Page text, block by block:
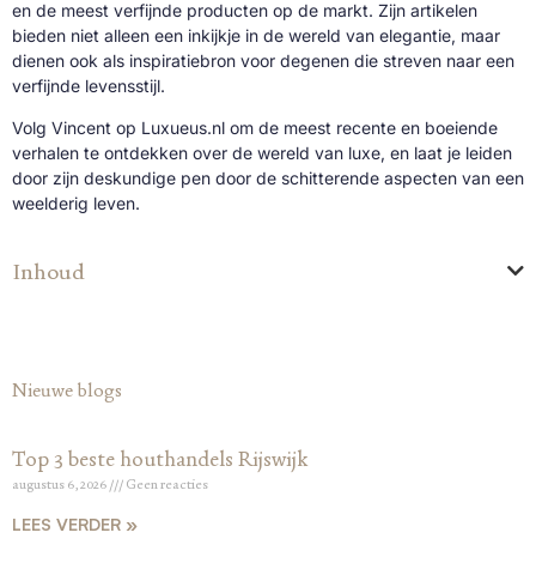
en de meest verfijnde producten op de markt. Zijn artikelen
bieden niet alleen een inkijkje in de wereld van elegantie, maar
dienen ook als inspiratiebron voor degenen die streven naar een
verfijnde levensstijl.
Volg Vincent op Luxueus.nl om de meest recente en boeiende
verhalen te ontdekken over de wereld van luxe, en laat je leiden
door zijn deskundige pen door de schitterende aspecten van een
weelderig leven.
Inhoud
Nieuwe blogs
Top 3 beste houthandels Rijswijk
augustus 6, 2026 Geen reacties
LEES VERDER »